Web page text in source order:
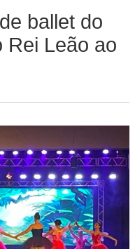
ballet do
Rei Leão ao